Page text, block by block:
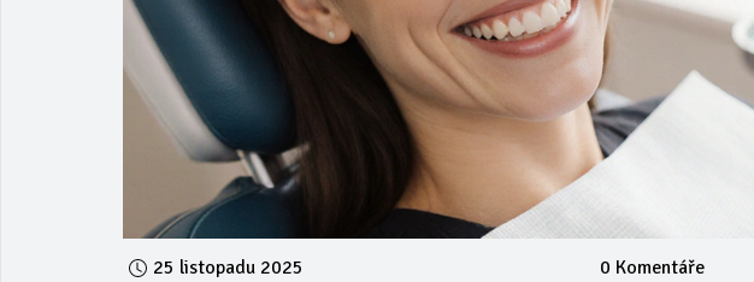
25 listopadu 2025 0 Komentáře